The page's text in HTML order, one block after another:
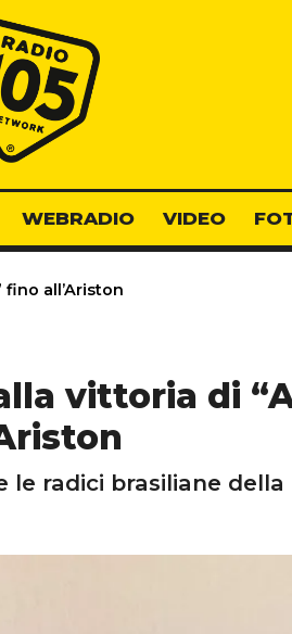
Radio 105
WEBRADIO VIDEO
all’Ariston
vittoria di
le radici brasiliane della